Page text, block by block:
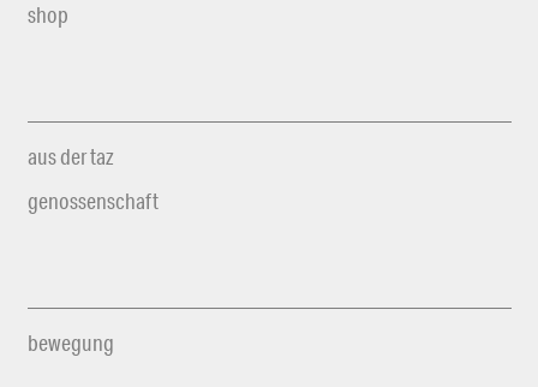
shop
aus der taz
genossenschaft
bewegung